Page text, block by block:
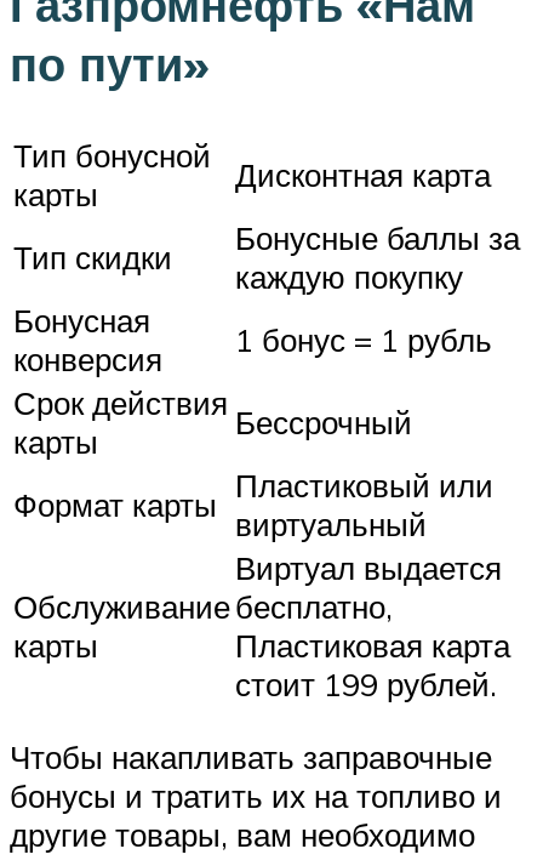
по пути»
Тип бонусной
карты
Дисконтная карта
Тип скидки
Бонусные баллы за
каждую покупку
Бонусная
конверсия
1 бонус = 1 рубль
Срок действия
карты
Бессрочный
Формат карты Пластиковый или
виртуальный
Обслуживание
карты
Виртуал выдается
бесплатно,
Пластиковая карта
стоит 199 рублей.
Чтобы накапливать заправочные
бонусы и тратить их на топливо и
другие товары, вам необходимо